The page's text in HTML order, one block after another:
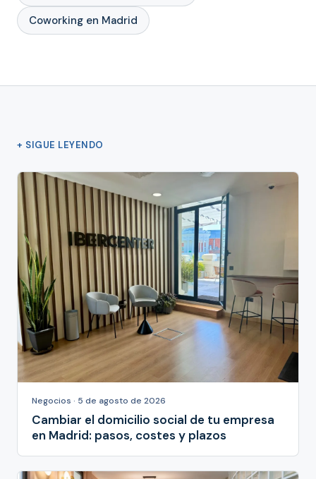
Coworking en Madrid
+ SIGUE LEYENDO
Negocios · 5 de agosto de 2026
Cambiar el domicilio social de tu empresa
en Madrid: pasos, costes y plazos